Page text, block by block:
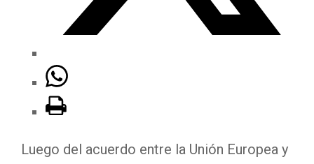
Luego del acuerdo entre la Unión Europea y